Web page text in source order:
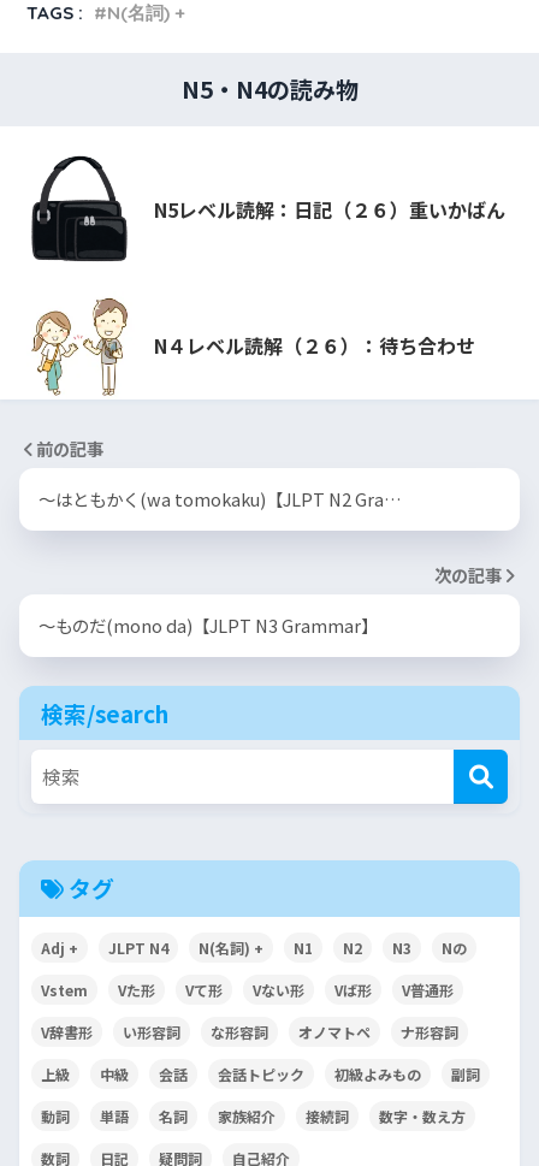
TAGS :
N(名詞) +
N5・N4の読み物
N5レベル読解：日記（２６）重いかばん
N４レベル読解（２６）：待ち合わせ
前の記事
〜はともかく(wa tomokaku)【JLPT N2 Gra…
次の記事
〜ものだ(mono da)【JLPT N3 Grammar】
検索/search
タグ
Adj + JLPT N4 N(名詞) + N1 N2 N3 Nの
Vstem Vた形 Vて形 Vない形 Vば形 V普通形
V辞書形 い形容詞 な形容詞 オノマトペ ナ形容詞
上級 中級 会話 会話トピック 初級よみもの 副詞
動詞 単語 名詞 家族紹介 接続詞 数字・数え方
数詞 日記 疑問詞 自己紹介